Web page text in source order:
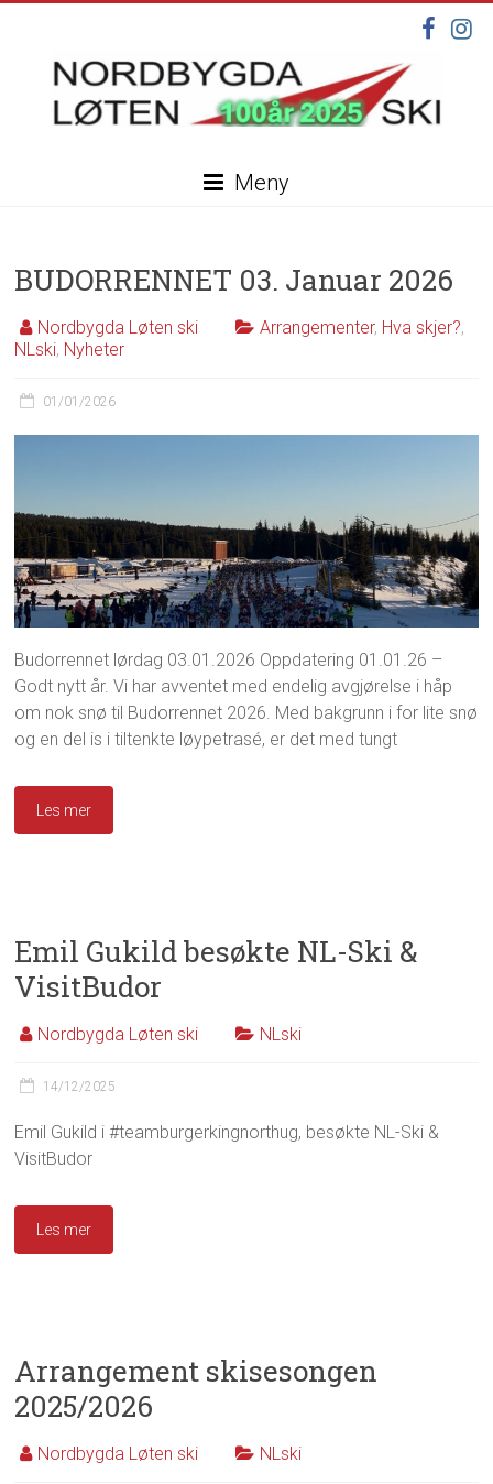
content
Velkommen
vår
nye
under
oppdatering
Meny
BUDORRENNET 03. Januar 2026
Nordbygda Løten ski Arrangementer, Hva skjer?,
NLski, Nyheter
01/01/2026
Budorrennet lørdag 03.01.2026 Oppdatering 01.01.26 –
Godt nytt år. Vi har avventet med endelig avgjørelse i håp
om nok snø til Budorrennet 2026. Med bakgrunn i for lite snø
og en del is i tiltenkte løypetrasé, er det med tungt
Les mer
Emil Gukild besøkte NL-Ski &
VisitBudor
Nordbygda Løten ski NLski
14/12/2025
Emil Gukild i #teamburgerkingnorthug, besøkte NL-Ski &
VisitBudor
Les mer
Arrangement skisesongen
2025/2026
Nordbygda Løten ski NLski